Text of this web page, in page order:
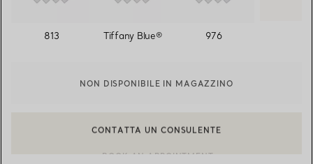
813 Tiffany Blue® 976
NON DISPONIBILE IN MAGAZZINO